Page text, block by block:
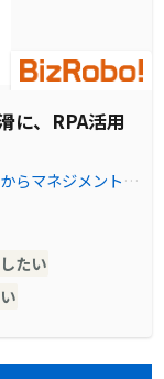
に、RPA活用
らマネジメントま
ロジーズ株式会社
たい